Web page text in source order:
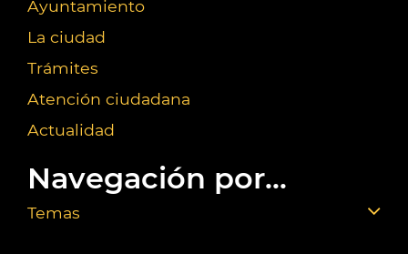
Ayuntamiento
La ciudad
Trámites
Atención ciudadana
Actualidad
Navegación por...
Temas